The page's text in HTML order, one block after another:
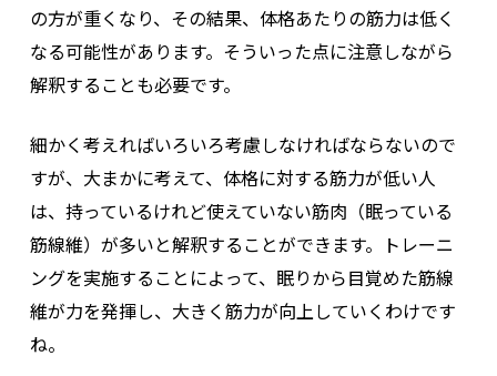
の方が重くなり、その結果、体格あたりの筋力は低く
なる可能性があります。そういった点に注意しながら
解釈することも必要です。
細かく考えればいろいろ考慮しなければならないので
すが、大まかに考えて、体格に対する筋力が低い人
は、持っているけれど使えていない筋肉（眠っている
筋線維）が多いと解釈することができます。トレーニ
ングを実施することによって、眠りから目覚めた筋線
維が力を発揮し、大きく筋力が向上していくわけです
ね。